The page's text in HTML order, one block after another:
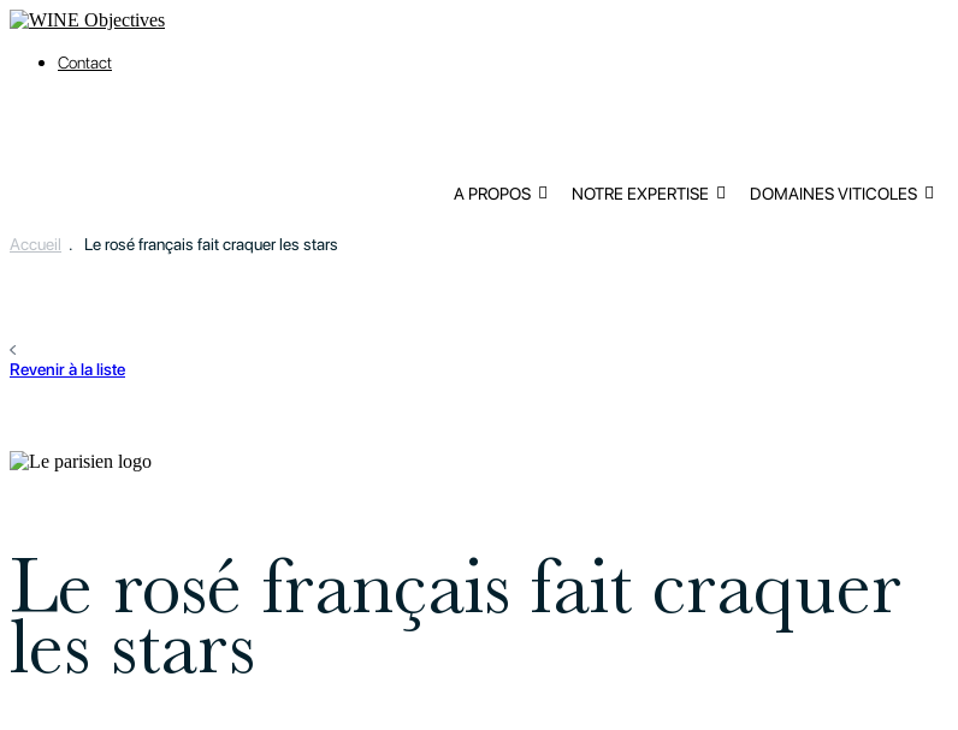
Contact
A PROPOS NOTRE EXPERTISE DOMAINES VITICOLES
Accueil . Le rosé français fait craquer les stars
Revenir à la liste
Le rosé français fait craquer
les stars